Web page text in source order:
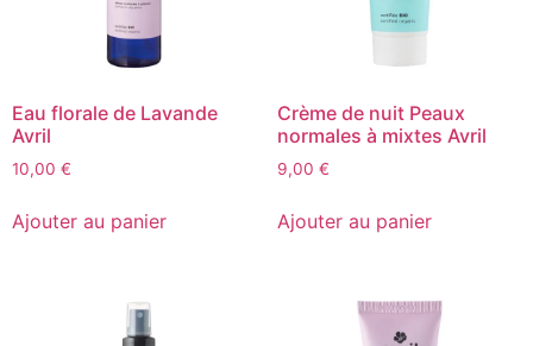
Eau florale de Lavande
Avril
10,00 €
Ajouter au panier
Crème de nuit Peaux
normales à mixtes Avril
9,00 €
Ajouter au panier